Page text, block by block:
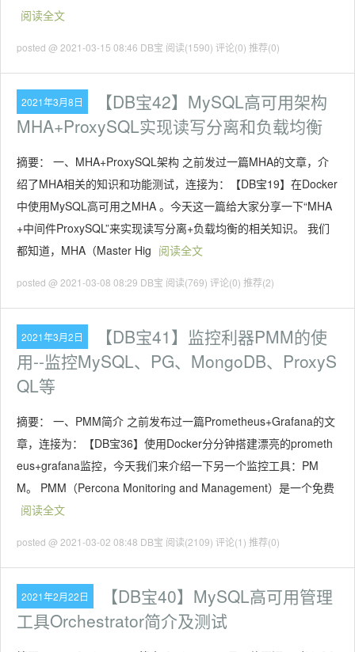
阅读全文
posted @ 2021-03-15 08:46 DB宝 阅读(1590) 评论(0) 推荐(0)
2021年3月8日
【DB宝42】MySQL高可用架构
MHA+ProxySQL实现读写分离和负载均衡
摘要： 一、MHA+ProxySQL架构 之前发过一篇MHA的文章，介
绍了MHA相关的知识和功能测试，连接为：【DB宝19】在Docker
中使用MySQL高可用之MHA 。今天这一篇给大家分享一下“MHA
+中间件ProxySQL”来实现读写分离+负载均衡的相关知识。 我们
都知道，MHA（Master Hig 阅读全文
posted @ 2021-03-08 08:29 DB宝 阅读(769) 评论(0) 推荐(2)
2021年3月2日
【DB宝41】监控利器PMM的使
用--监控MySQL、PG、MongoDB、ProxyS
QL等
摘要： 一、PMM简介 之前发布过一篇Prometheus+Grafana的文
章，连接为：【DB宝36】使用Docker分分钟搭建漂亮的prometh
eus+grafana监控，今天我们来介绍一下另一个监控工具：PM
M。 PMM（Percona Monitoring and Management）是一个免费
阅读全文
posted @ 2021-03-02 08:48 DB宝 阅读(2109) 评论(1) 推荐(0)
2021年2月22日
【DB宝40】MySQL高可用管理
工具Orchestrator简介及测试